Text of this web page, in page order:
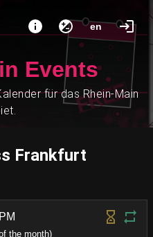
en
Events
für das Rhein-Main
Frankfurt
the month)